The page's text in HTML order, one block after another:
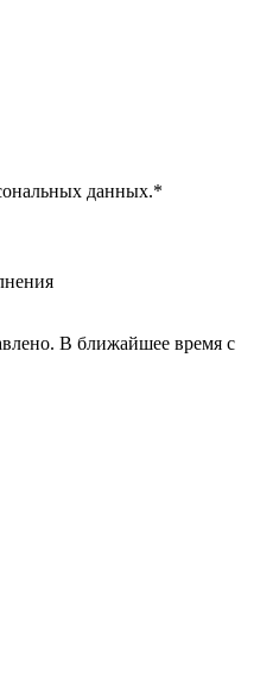
данных.*
В ближайшее время с